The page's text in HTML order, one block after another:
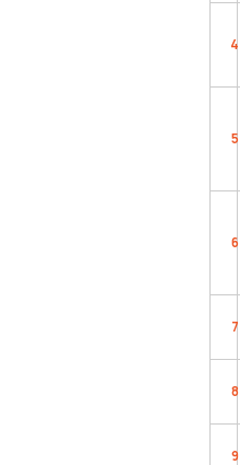
4
5
6
7
8
9